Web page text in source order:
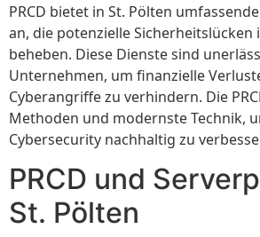
PRCD bietet in St. Pölten
an, die potenzielle
beheben. Diese Dienste sind
Unternehmen, um finanzielle
Cyberangriffe zu verhindern. Die
Methoden und modernste Technik,
Cybersecurity nachhaltig zu
PRCD und
St. Pölten